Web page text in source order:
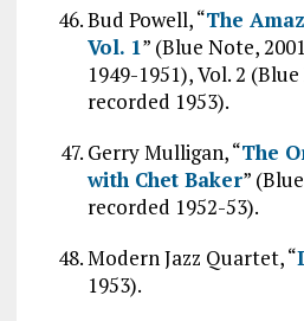
Bud Powell, “The
Vol. 1” (Blue Note,
1949-1951), Vol. 2
recorded 1953).
Gerry Mulligan, “The
with Chet Baker”
recorded 1952-53).
Modern Jazz Quartet, “
1953).